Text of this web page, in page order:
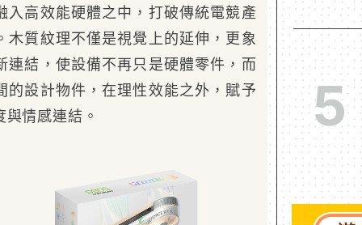
入高效能硬體之中，打破傳統電競產
木質紋理不僅是視覺上的延伸，更象
連結，使設備不再只是硬體零件，而
的設計物件，在理性效能之外，賦予
情感連結。
5